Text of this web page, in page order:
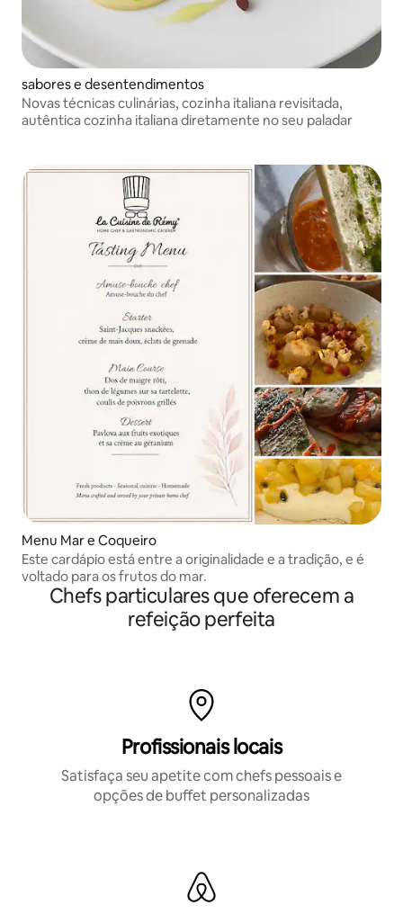
sabores e desentendimentos
Novas técnicas culinárias, cozinha italiana revisitada,
autêntica cozinha italiana diretamente no seu paladar
Menu Mar e Coqueiro
Este cardápio está entre a originalidade e a tradição, e é
voltado para os frutos do mar.
Chefs particulares que oferecem a
refeição perfeita
Profissionais locais
Satisfaça seu apetite com chefs pessoais e
opções de buffet personalizadas